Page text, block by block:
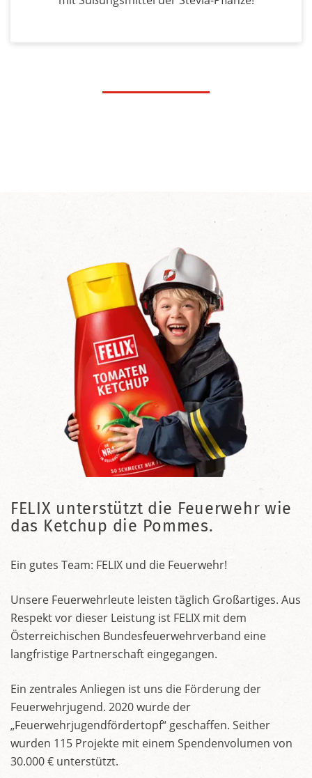
FELIX unterstützt die Feuerwehr wie
das Ketchup die Pommes.
Ein gutes Team: FELIX und die Feuerwehr!
Unsere Feuerwehrleute leisten täglich Großartiges. Aus
Respekt vor dieser Leistung ist FELIX mit dem
Österreichischen Bundesfeuerwehrverband eine
langfristige Partnerschaft eingegangen.
Ein zentrales Anliegen ist uns die Förderung der
Feuerwehrjugend. 2020 wurde der
„Feuerwehrjugendfördertopf“ geschaffen. Seither
wurden 115 Projekte mit einem Spendenvolumen von
30.000 € unterstützt.